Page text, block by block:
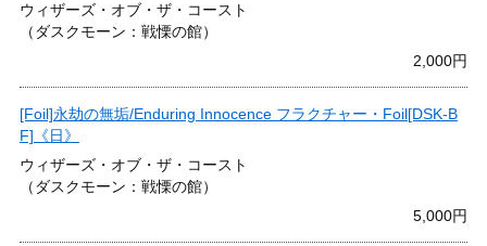
ウィザーズ・オブ・ザ・コースト
（ダスクモーン：戦慄の館）
2,000円
[Foil]永劫の無垢/Enduring Innocence フラクチャー・Foil[DSK-B
F]《日》
ウィザーズ・オブ・ザ・コースト
（ダスクモーン：戦慄の館）
5,000円